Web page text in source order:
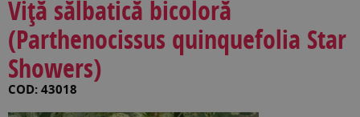
Viţă sălbatică bicoloră
(Parthenocissus quinquefolia Star
Showers)
COD: 43018